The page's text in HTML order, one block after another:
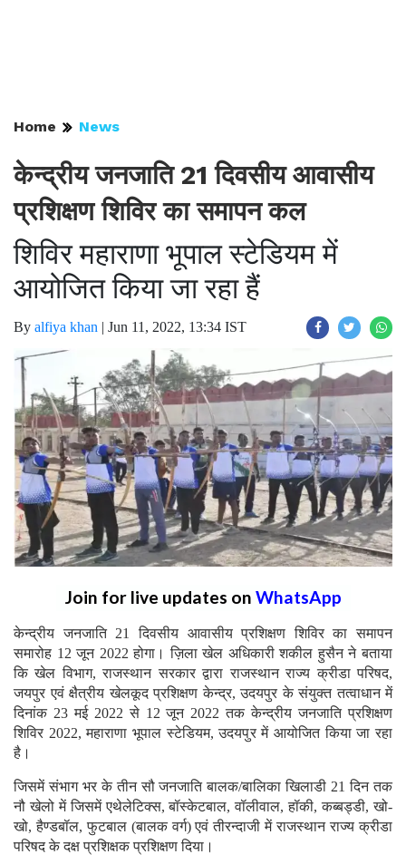
Home News
केन्द्रीय जनजाति 21 दिवसीय आवासीय
प्रशिक्षण शिविर का समापन कल
शिविर महाराणा भूपाल स्टेडियम में
आयोजित किया जा रहा हैं
By alfiya khan | Jun 11, 2022, 13:34 IST
Join for live updates on WhatsApp
केन्द्रीय जनजाति 21 दिवसीय आवासीय प्रशिक्षण शिविर का समापन
समारोह 12 जून 2022 होगा। ज़िला खेल अधिकारी शकील हुसैन ने बताया
कि खेल विभाग, राजस्थान सरकार द्वारा राजस्थान राज्य क्रीडा परिषद,
जयपुर एवं क्षैत्रीय खेलकूद प्रशिक्षण केन्द्र, उदयपुर के संयुक्त तत्वाधान में
दिनांक 23 मई 2022 से 12 जून 2022 तक केन्द्रीय जनजाति प्रशिक्षण
शिविर 2022, महाराणा भूपाल स्टेडियम, उदयपुर में आयोजित किया जा रहा
है।
जिसमें संभाग भर के तीन सौ जनजाति बालक/बालिका खिलाडी 21 दिन तक
नौ खेलो में जिसमें एथेलेटिक्स, बॉस्केटबाल, वॉलीवाल, हॉकी, कब्बड्डी, खो-
खो, हैण्डबॉल, फुटबाल (बालक वर्ग) एवं तीरन्दाजी में राजस्थान राज्य क्रीडा
परिषद के दक्ष प्रशिक्षक प्रशिक्षण दिया।